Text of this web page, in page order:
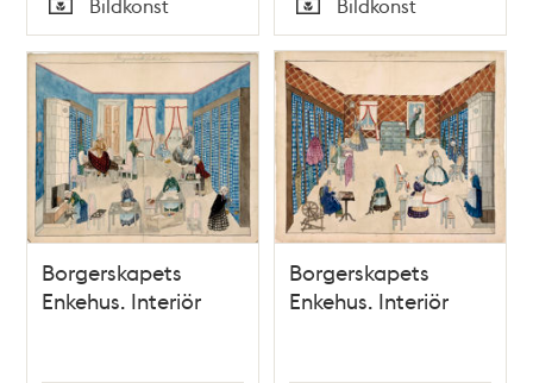
Typ
Bildkonst
Typ
Bildkonst
Borgerskapets
Enkehus. Interiör
Borgerskapets
Enkehus. Interiör